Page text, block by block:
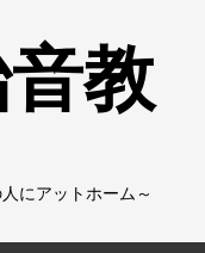
教
人にアットホーム～